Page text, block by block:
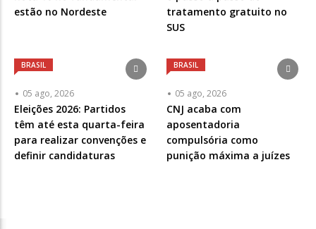
estão no Nordeste
tratamento gratuito no
SUS
BRASIL
05 ago, 2026
Eleições 2026: Partidos
têm até esta quarta-feira
para realizar convenções e
definir candidaturas
BRASIL
05 ago, 2026
CNJ acaba com
aposentadoria
compulsória como
punição máxima a juízes